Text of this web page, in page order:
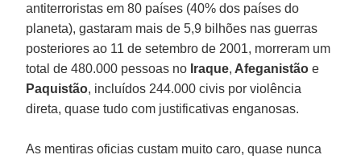
antiterroristas em 80 países (40% dos países do
planeta), gastaram mais de 5,9 bilhões nas guerras
posteriores ao 11 de setembro de 2001, morreram um
total de 480.000 pessoas no Iraque, Afeganistão e
Paquistão, incluídos 244.000 civis por violência
direta, quase tudo com justificativas enganosas.
As mentiras oficias custam muito caro, quase nunca